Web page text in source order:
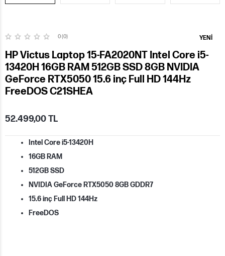
YENI
0 (0)
HP Victus Laptop 15-FA2020NT Intel Core i5-
13420H 16GB RAM 512GB SSD 8GB NVIDIA
GeForce RTX5050 15.6 inç Full HD 144Hz
FreeDOS C21SHEA
52.499,00 TL
Intel Core i5-13420H
16GB RAM
512GB SSD
NVIDIA GeForce RTX5050 8GB GDDR7
15.6 inç Full HD 144Hz
FreeDOS